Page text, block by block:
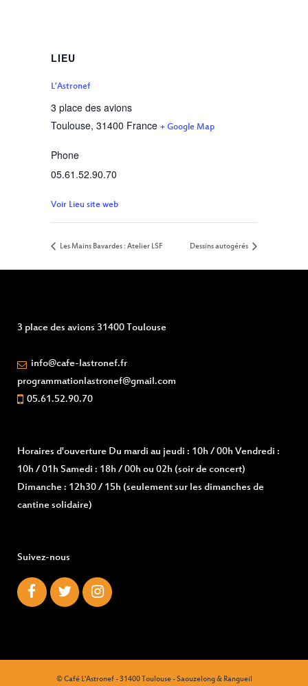
LIEU
L’Astronef
3 place des avions
Toulouse, 31400 France + Google Map
Phone
05.61.52.90.70
Voir Lieu site web
Les Mains Bavardes : Atelier LSF Dessins autogérés
3 place des avions 31400 Toulouse
info@cafe-lastronef.fr
programmationlastronef@gmail.com
05.61.52.90.70
Horaires d'ouverture Du mardi au jeudi : 10h / 00h Vendredi :
10h / 01h Samedi : 18h / 00h ou 02h (soir de concert)
Dimanche : 12h30 / 15h (seulement sur les dimanches de
cantine solidaire)
Suivez-nous
© Café L'Astronef - 31400 Toulouse - Saouzelong & Rangueil